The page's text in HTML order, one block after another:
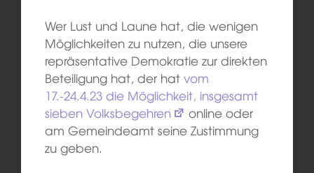
Wer Lust und Laune hat, die wenigen
Möglichkeiten zu nutzen, die unsere
repräsentative Demokratie zur direkten
Beteiligung hat, der hatvom
17.-24.4.23 die Möglichkeit, insgesamt
sieben Volksbegehren
online oder
am Gemeindeamt seine Zustimmung
zu geben.